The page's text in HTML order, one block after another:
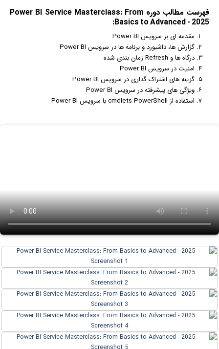
فهرست مطالب دوره Power BI Service Masterclass: From
Basics to Advanced - 2025:
مقدمه ای بر سرویس Power BI
گزارش ها، داشبورد و برنامه ها در سرویس Power BI
درگاه ها و Refresh زمان بندی شده
امنیت در سرویس Power BI
گزینه های اشتراک گذاری در سرویس Power BI
ویژگی های پیشرفته در سرویس Power BI
استفاده از cmdlets PowerShell با سرویس Power BI